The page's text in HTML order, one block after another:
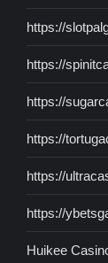
https://
https://
https://
https://
https://
https://
Huikee